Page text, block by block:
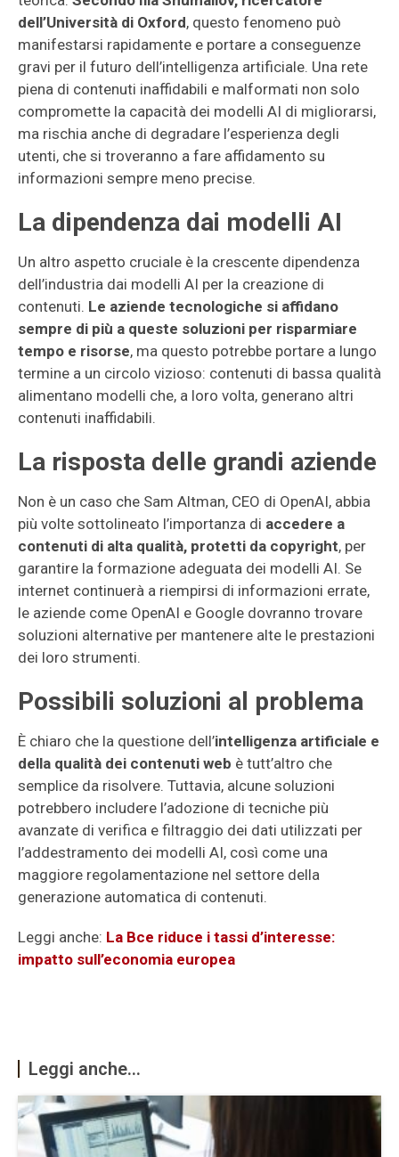
dell’Università di Oxford, questo fenomeno può
manifestarsi rapidamente e portare a conseguenze
gravi per il futuro dell’intelligenza artificiale. Una rete
piena di contenuti inaffidabili e malformati non solo
compromette la capacità dei modelli AI di migliorarsi,
ma rischia anche di degradare l’esperienza degli
utenti, che si troveranno a fare affidamento su
informazioni sempre meno precise.
La dipendenza dai modelli AI
Un altro aspetto cruciale è la crescente dipendenza
dell’industria dai modelli AI per la creazione di
contenuti. Le aziende tecnologiche si affidano
sempre di più a queste soluzioni per risparmiare
tempo e risorse, ma questo potrebbe portare a lungo
termine a un circolo vizioso: contenuti di bassa qualità
alimentano modelli che, a loro volta, generano altri
contenuti inaffidabili.
La risposta delle grandi aziende
Non è un caso che Sam Altman, CEO di OpenAI, abbia
più volte sottolineato l’importanza di accedere a
contenuti di alta qualità, protetti da copyright, per
garantire la formazione adeguata dei modelli AI. Se
internet continuerà a riempirsi di informazioni errate,
le aziende come OpenAI e Google dovranno trovare
soluzioni alternative per mantenere alte le prestazioni
dei loro strumenti.
Possibili soluzioni al problema
È chiaro che la questione dell’intelligenza artificiale e
della qualità dei contenuti web è tutt’altro che
semplice da risolvere. Tuttavia, alcune soluzioni
potrebbero includere l’adozione di tecniche più
avanzate di verifica e filtraggio dei dati utilizzati per
l’addestramento dei modelli AI, così come una
maggiore regolamentazione nel settore della
generazione automatica di contenuti.
Leggi anche: La Bce riduce i tassi d’interesse:
impatto sull’economia europea
Leggi anche...